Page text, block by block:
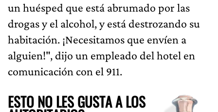
un huésped que está abrumado por las
drogas y el alcohol, y está destrozando su
habitación. ¡Necesitamos que envíen a
alguien!", dijo un empleado del hotel en
comunicación con el 911.
ESTO NO LES GUSTA A LOS